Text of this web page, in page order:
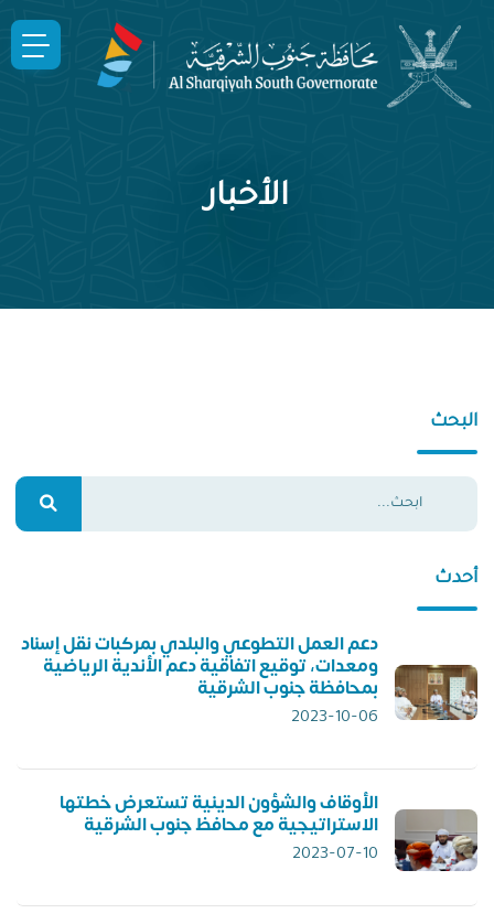
الأخبار
البحث
أحدث
دعم العمل التطوعي والبلدي بمركبات نقل إسناد
ومعدات، توقيع اتفاقية دعم الأندية الرياضية
بمحافظة جنوب الشرقية
2023-10-06
الأوقاف والشؤون الدينية تستعرض خطتها
الاستراتيجية مع محافظ جنوب الشرقية
2023-07-10